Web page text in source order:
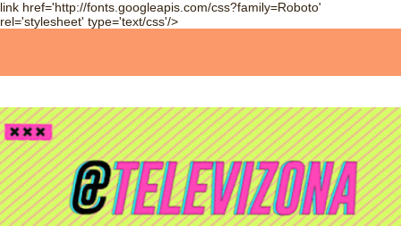
link href='http://fonts.googleapis.com/css?family=Roboto'
rel='stylesheet' type='text/css'/>